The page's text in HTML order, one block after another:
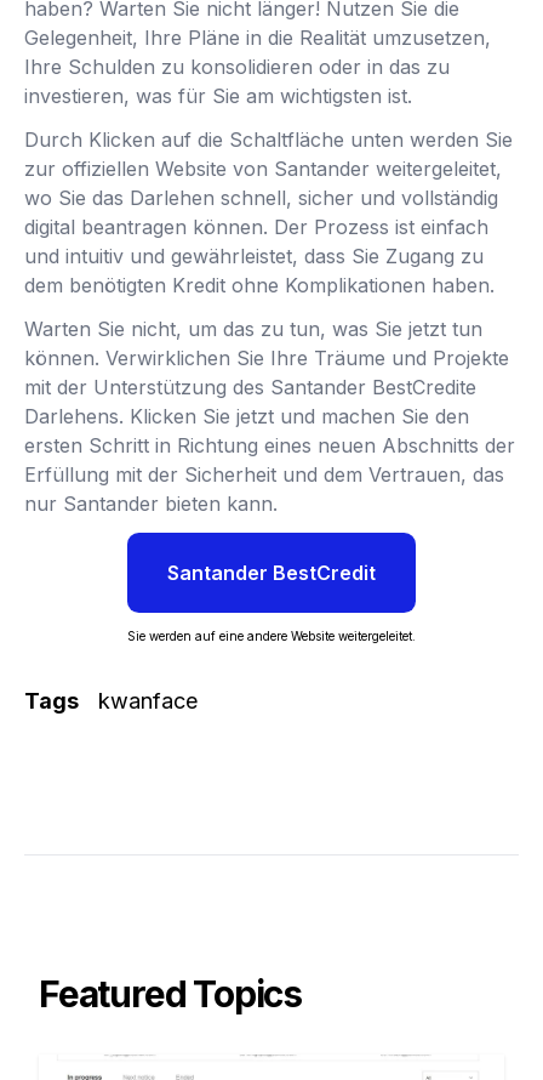
haben? Warten Sie nicht länger! Nutzen Sie die
Gelegenheit, Ihre Pläne in die Realität umzusetzen,
Ihre Schulden zu konsolidieren oder in das zu
investieren, was für Sie am wichtigsten ist.
Durch Klicken auf die Schaltfläche unten werden Sie
zur offiziellen Website von Santander weitergeleitet,
wo Sie das Darlehen schnell, sicher und vollständig
digital beantragen können. Der Prozess ist einfach
und intuitiv und gewährleistet, dass Sie Zugang zu
dem benötigten Kredit ohne Komplikationen haben.
Warten Sie nicht, um das zu tun, was Sie jetzt tun
können. Verwirklichen Sie Ihre Träume und Projekte
mit der Unterstützung des Santander BestCredite
Darlehens. Klicken Sie jetzt und machen Sie den
ersten Schritt in Richtung eines neuen Abschnitts der
Erfüllung mit der Sicherheit und dem Vertrauen, das
nur Santander bieten kann.
Santander BestCredit
Sie werden auf eine andere Website weitergeleitet.
Tags kwanface
Featured Topics